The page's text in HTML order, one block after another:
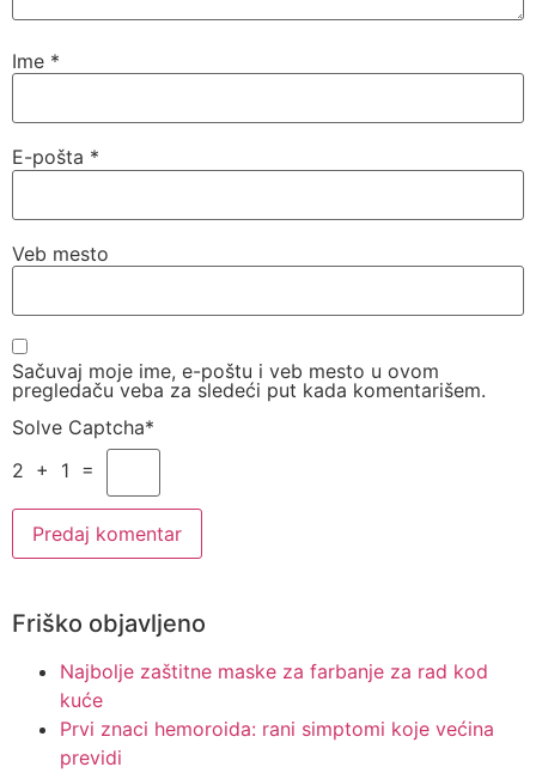
Ime *
E-pošta *
Veb mesto
Sačuvaj moje ime, e-poštu i veb mesto u ovom
pregledaču veba za sledeći put kada komentarišem.
Solve Captcha*
2 + 1 =
Friško objavljeno
Najbolje zaštitne maske za farbanje za rad kod
kuće
Prvi znaci hemoroida: rani simptomi koje većina
previdi